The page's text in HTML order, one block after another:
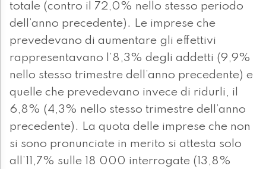
totale (contro il 72,0% nello stesso periodo
dell’anno precedente). Le imprese che
prevedevano di aumentare gli effettivi
rappresentavano l’8,3% degli addetti (9,9%
nello stesso trimestre dell’anno precedente) e
quelle che prevedevano invece di ridurli, il
6,8% (4,3% nello stesso trimestre dell’anno
precedente). La quota delle imprese che non
si sono pronunciate in merito si attesta solo
all’11,7% sulle 18 000 interrogate (13,8%